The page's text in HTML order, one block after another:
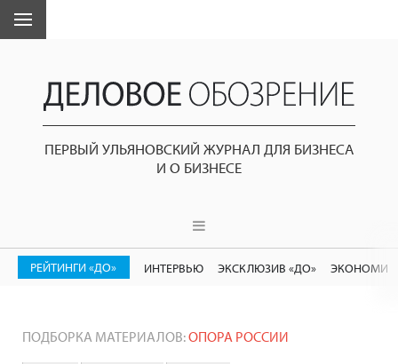
ПЕРВЫЙ УЛЬЯНОВСКИЙ ЖУРНАЛ ДЛЯ БИЗНЕСА
И О БИЗНЕСЕ
РЕЙТИНГИ «ДО» ИНТЕРВЬЮ ЭКСКЛЮЗИВ «ДО»
ПОДБОРКА МАТЕРИАЛОВ:ОПОРА РОССИИ